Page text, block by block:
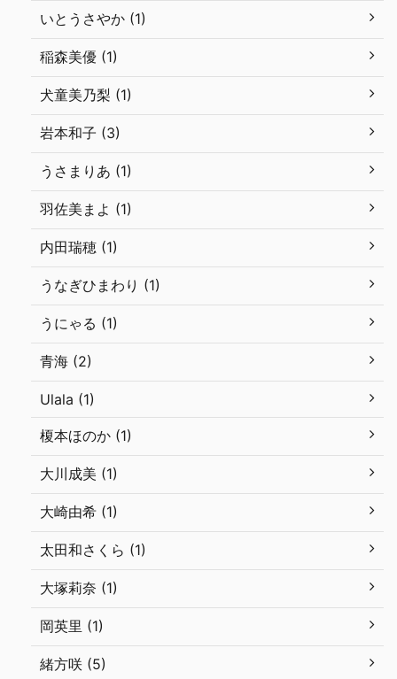
いとうさやか (1)
稲森美優 (1)
犬童美乃梨 (1)
岩本和子 (3)
うさまりあ (1)
羽佐美まよ (1)
内田瑞穂 (1)
うなぎひまわり (1)
うにゃる (1)
青海 (2)
Ulala (1)
榎本ほのか (1)
大川成美 (1)
大崎由希 (1)
太田和さくら (1)
大塚莉奈 (1)
岡英里 (1)
緒方咲 (5)